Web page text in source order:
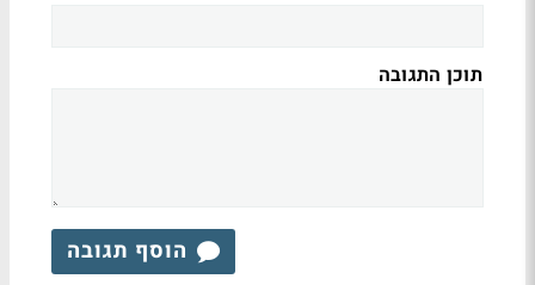
תוכן התגובה
הוסף תגובה